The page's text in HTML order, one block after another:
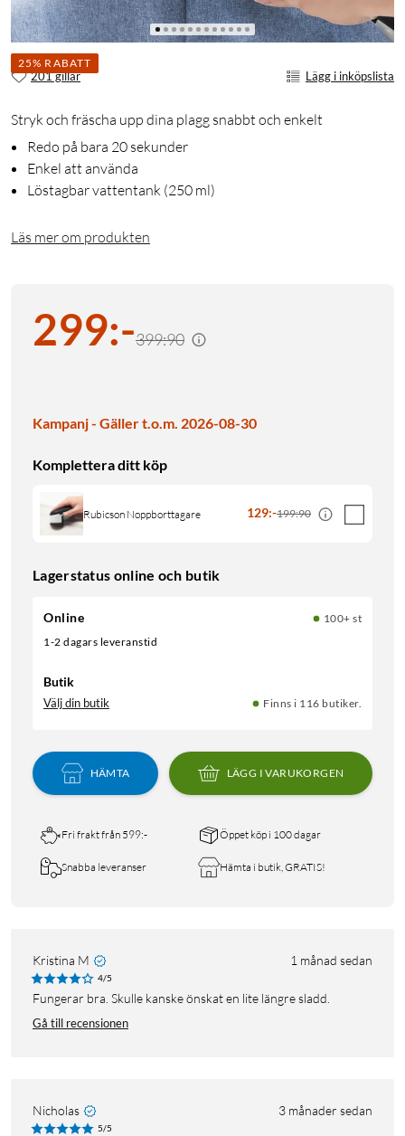
25% RABATT
201 gillar Lägg i inköpslista
Stryk och fräscha upp dina plagg snabbt och enkelt
Redo på bara 20 sekunder
Enkel att använda
Löstagbar vattentank (250 ml)
Läs mer om produkten
299:-399:90
Kampanj - Gäller t.o.m. 2026-08-30
Komplettera ditt köp
Rubicson Noppborttagare 129:-199:90
Lagerstatus online och butik
Online
100+ st
1-2 dagars leveranstid
Butik
Välj din butik Finns i 116 butiker.
HÄMTA LÄGG I VARUKORGEN
Fri frakt från 599:- Öppet köp i 100 dagar
Snabba leveranser Hämta i butik, GRATIS!
Kristina M 1 månad sedan
4/5
Fungerar bra. Skulle kanske önskat en lite längre sladd.
Gå till recensionen
Nicholas 3 månader sedan
5/5